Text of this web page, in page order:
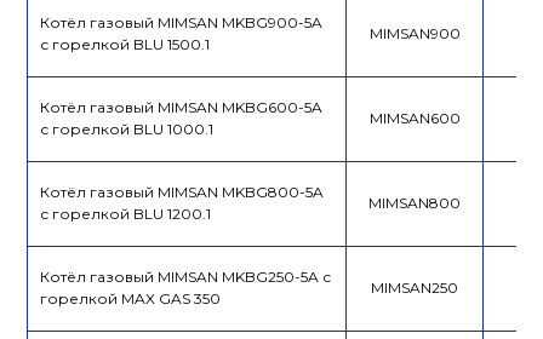
Котёл газовый MIMSAN MKBG900-5A
с горелкой BLU 1500.1
MIMSAN900
Котёл газовый MIMSAN MKBG600-5A
с горелкой BLU 1000.1
MIMSAN600
Котёл газовый MIMSAN MKBG800-5A
с горелкой BLU 1200.1
MIMSAN800
Котёл газовый MIMSAN MKBG250-5A с
горелкой MAX GAS 350
MIMSAN250